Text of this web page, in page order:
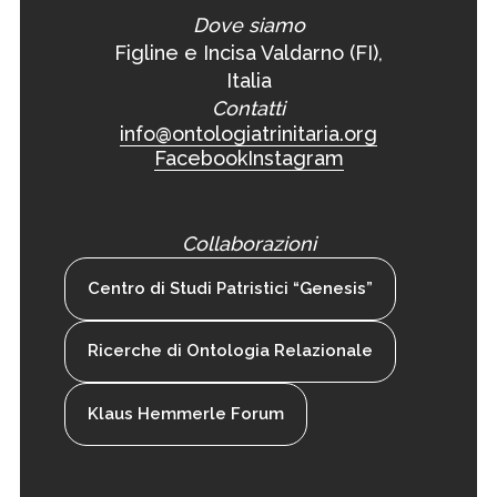
Dove siamo
Figline e Incisa Valdarno (FI),
Italia
Contatti
info@ontologiatrinitaria.org
FacebookInstagram
Collaborazioni
Centro di Studi Patristici “Genesis”
Ricerche di Ontologia Relazionale
Klaus Hemmerle Forum